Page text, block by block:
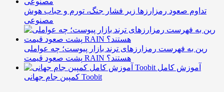
تداوم صعود رمزارزها زیر فشار جنگ، تورم و حباب هوش
مصنوعی
رین به فهرست رمزارزهای ترند بازار پیوست؛ چه عواملی
پشت صعود قیمت RAIN هستند؟
آموزش کامل
کمپین جام جهانی Toobit